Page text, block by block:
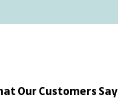
Our Customers Say